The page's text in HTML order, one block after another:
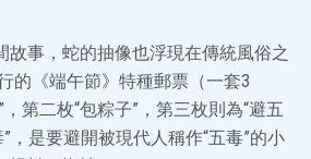
故事，蛇的抽像也浮現在傳統風俗之
的《端午節》特種郵票（一套3
第二枚“包粽子”，第三枚則為“避五
，是要避開被現代人稱作“五毒”的小